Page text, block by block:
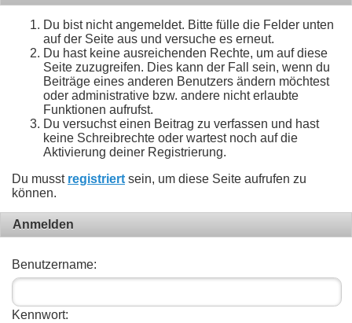
Du bist nicht angemeldet. Bitte fülle die Felder unten
auf der Seite aus und versuche es erneut.
Du hast keine ausreichenden Rechte, um auf diese
Seite zuzugreifen. Dies kann der Fall sein, wenn du
Beiträge eines anderen Benutzers ändern möchtest
oder administrative bzw. andere nicht erlaubte
Funktionen aufrufst.
Du versuchst einen Beitrag zu verfassen und hast
keine Schreibrechte oder wartest noch auf die
Aktivierung deiner Registrierung.
Du musst registriert sein, um diese Seite aufrufen zu
können.
Anmelden
Benutzername:
Kennwort: